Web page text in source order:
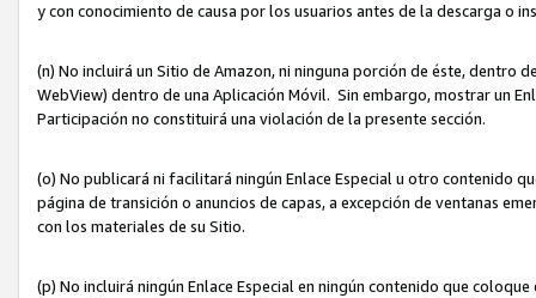
y con conocimiento de causa por los usuarios antes de la descarga
(n) No incluirá un Sitio de Amazon, ni ninguna porción de éste,
WebView) dentro de una Aplicación Móvil. Sin embargo, mostrar un
Participación no constituirá una violación de la presente sección.
(o) No publicará ni facilitará ningún Enlace Especial u otro contenido
página de transición o anuncios de capas, a excepción de ventanas
con los materiales de su Sitio.
(p) No incluirá ningún Enlace Especial en ningún contenido que